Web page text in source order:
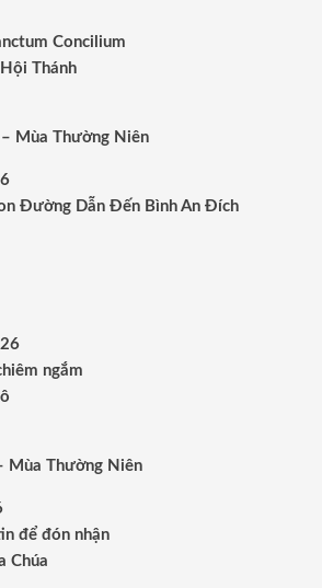
Concilium
Thánh
Mùa Thường Niên
Đường Dẫn Đến Bình An Đích
ngắm
Mùa Thường Niên
để đón nhận
Chúa